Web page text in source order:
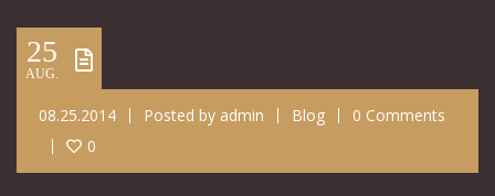
25
AUG.
08.25.2014 Posted by admin Blog
0 Comments
0